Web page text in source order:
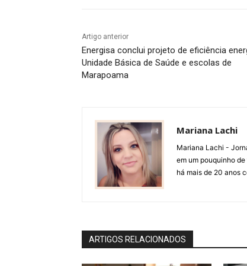
Artigo anterior
Energisa conclui projeto de eficiência
Unidade Básica de Saúde e escolas de
Marapoama
Mariana Lachi
Mariana Lachi -
em um pouquinho
há mais de 20 anos
ARTIGOS RELACIONADOS